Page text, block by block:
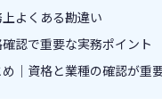
よくある勘違い
認で重要な実務ポイント
め｜資格と業種の確認が重